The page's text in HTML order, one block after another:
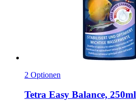
2 Optionen
Tetra Easy Balance, 250ml